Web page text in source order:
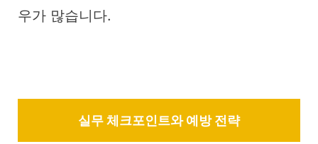
우가 많습니다.
실무 체크포인트와 예방 전략